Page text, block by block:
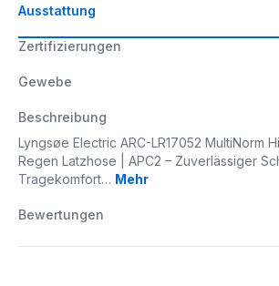
Ausstattung
Zertifizierungen
Gewebe
Beschreibung
Lyngsøe Electric ARC-LR17052 MultiNorm
Regen Latzhose | APC2 – Zuverlässiger
Tragekomfort… Mehr
Bewertungen